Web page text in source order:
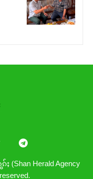
(Shan Herald Agency